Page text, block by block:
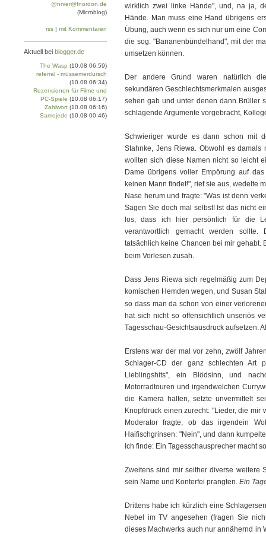
wirklich zwei linke Hände", und, na ja,
Hände. Man muss eine Hand übrigens
Übung, auch wenn es sich nur um eine
die sog. "Bananenbündelhand", mit der
umsetzen können.
Der andere Grund waren natürlich
sekundären Geschlechtsmerkmalen
sehen gab und unter denen dann Brüller
schlagende Argumente vorgebracht,
Schwieriger wurde es dann schon mit
Stahnke, Jens Riewa. Obwohl es
wollten sich diese Namen nicht so leicht
Dame übrigens voller Empörung auf
keinen Mann findet!", rief sie aus, wedelte
Nase herum und fragte: "Was ist denn
Sagen Sie doch mal selbst! Ist das nicht
los, dass ich hier persönlich für die
verantwortlich gemacht werden
tatsächlich keine Chancen bei mir gehabt.
beim Vorlesen zusah.
Dass Jens Riewa sich regelmäßig zum
komischen Hemden wegen, und Susan
so dass man da schon von einer
hat sich nicht so offensichtlich unseriös
Tagesschau-Gesichtsausdruck aufsetzen.
Erstens war der mal vor zehn, zwölf
Schlager-CD der ganz schlechten Art
Lieblingshits", ein Blödsinn, und
Motorradtouren und irgendwelchen
die Kamera halten, setzte unvermittelt
Knopfdruck einen zurecht: "Lieder, die
Moderator fragte, ob das irgendein
Haifischgrinsen: "Nein", und dann
Ich finde: Ein Tagesschausprecher macht
Zweitens sind mir seither diverse weitere
sein Name und Konterfei prangten. Ein
Drittens habe ich kürzlich eine
Nebel im TV angesehen (fragen Sie
dieses Machwerks auch nur annähernd in
@nnier@fnordon.de
(Microblog)
rss | mit Kommentaren
Aktuell bei blogger.de
The Wasp (10.08 06:59)
referral - müssemerdursch
(10.08 06:34)
Rezensionen für Filme und
PC-Spiele (10.08 06:17)
Zahlwort (10.08 06:16)
Samojede (10.08 00:46)